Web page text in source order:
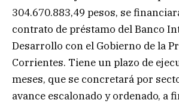
304.670.883,49 pesos, se
contrato de préstamo del Banco
Desarrollo con el Gobierno de la
Corrientes. Tiene un plazo de
meses, que se concretará por
avance escalonado y ordenado, a